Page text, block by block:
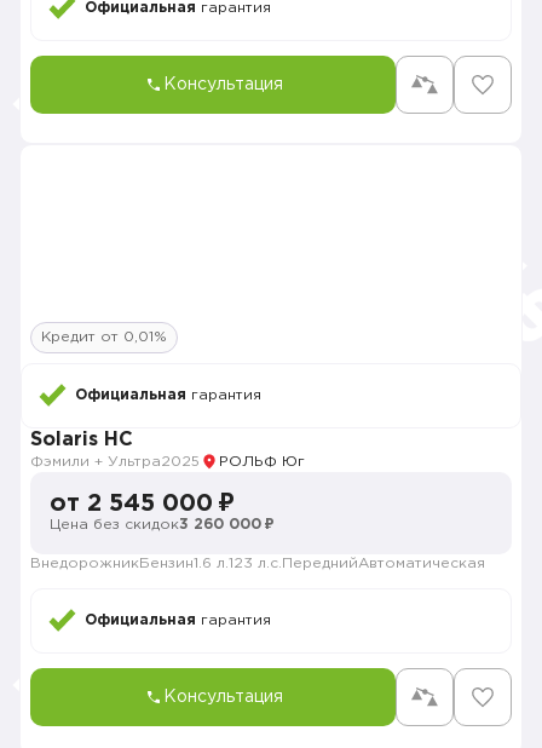
Официальная гарантия
Консультация
Кредит от 0,01%
Официальная гарантия
Solaris HC
Фэмили + Ультра2025 РОЛЬФ Юг
от 2 545 000 ₽
Цена без скидок3 260 000 ₽
Внедорожник Бензин1.6 л. 123 л.с. ПереднийАвтоматическая
Официальная гарантия
Консультация